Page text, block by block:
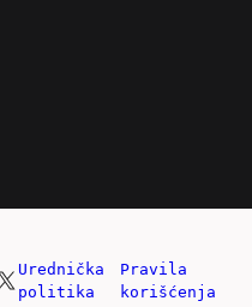
Urednička
politika
Pravila
korišćenja